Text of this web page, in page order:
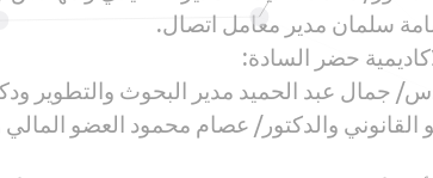
سلمان مدير معامل اتصال.
حضر السادة:
جمال عبد الحميد مدير البحوث والتطوير
والدكتور/ عصام محمود العضو